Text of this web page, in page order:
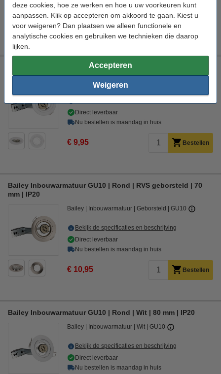
deze cookies, hoe ze werken en hoe u uw voorkeuren kunt
aanpassen. Klik op accepteren om akkoord te gaan. Kiest u
voor weigeren? Dan plaatsen we alleen functionele en
analytische cookies en gebruiken we technieken die daarop
lijken.
Accepteren
Weigeren
123led GU10 LED spot | 2700K | 3.5W (50W)
123led GU10 LED spot | 2700K | Dimbaar | 4W (50W)
€ 3,50
Bailey Inbouwarmatuur GU10 | Rond | Wit | 70 mm | IP20
Inbouwarmatuur
Direct leverbaar
Nu bestellen is maandag in huis
€ 9,95 Bestellen
Bailey Inbouwarmatuur GU10 | Rond | RVS geborsteld | 70
mm | IP20
Bailey Inbouwarmatuur Geborsteld GU10
Bekijk de specificaties en beschrijving
Direct leverbaar
Nu bestellen is maandag in huis
€ 10,95 Bestellen
Bailey Inbouwarmatuur GU10 | Rond | Wit | 80 mm | IP20
Bailey Inbouwarmatuur Wit GU10
Bekijk de specificaties en beschrijving
Direct leverbaar
Nu bestellen is maandag in huis